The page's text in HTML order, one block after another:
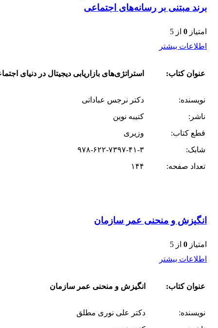
برند مبتنی بر رسانه‌های اجتماعی
امتیاز 0 از 5
اطلاعات بیشتر
عنوان کتاب: استراتژی‌های بازاریابی دیجیتال در دنیای
نویسنده:
دکتر نرجس عباداتی
ناشر:
کتیبه نوین
قطع کتاب:
وزیری
شابک:
۹۷۸-۶۲۲-۷۳۹۷-۴۱-۳
تعداد صفحه:
۱۴۴
انگیزش و منحنی عمر سازمان
امتیاز 0 از 5
اطلاعات بیشتر
عنوان کتاب: انگیزش و منحنی عمر سازمان
نویسنده:
دکتر علی نوری مطلق